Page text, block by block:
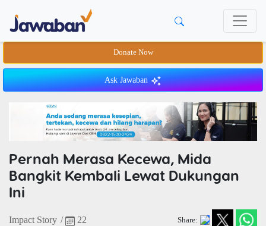
Donate Now
Ask Jawaban
Pernah Merasa Kecewa, Mida
Bangkit Kembali Lewat Dukungan
Ini
Impact Story /
22
Share: